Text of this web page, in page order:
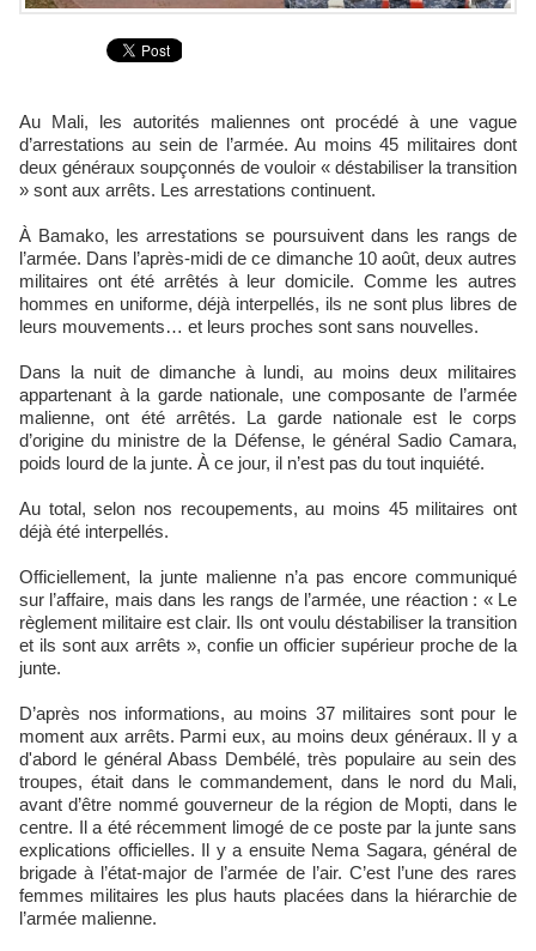
Au Mali, les autorités maliennes ont procédé à une vague
d’arrestations au sein de l’armée. Au moins 45 militaires dont
deux généraux soupçonnés de vouloir « déstabiliser la transition
» sont aux arrêts. Les arrestations continuent.
À Bamako, les arrestations se poursuivent dans les rangs de
l’armée. Dans l’après-midi de ce dimanche 10 août, deux autres
militaires ont été arrêtés à leur domicile. Comme les autres
hommes en uniforme, déjà interpellés, ils ne sont plus libres de
leurs mouvements… et leurs proches sont sans nouvelles.
Dans la nuit de dimanche à lundi, au moins deux militaires
appartenant à la garde nationale, une composante de l’armée
malienne, ont été arrêtés. La garde nationale est le corps
d’origine du ministre de la Défense, le général Sadio Camara,
poids lourd de la junte. À ce jour, il n’est pas du tout inquiété.
Au total, selon nos recoupements, au moins 45 militaires ont
déjà été interpellés.
Officiellement, la junte malienne n’a pas encore communiqué
sur l’affaire, mais dans les rangs de l’armée, une réaction : « Le
règlement militaire est clair. Ils ont voulu déstabiliser la transition
et ils sont aux arrêts », confie un officier supérieur proche de la
junte.
D’après nos informations, au moins 37 militaires sont pour le
moment aux arrêts. Parmi eux, au moins deux généraux. Il y a
d'abord le général Abass Dembélé, très populaire au sein des
troupes, était dans le commandement, dans le nord du Mali,
avant d’être nommé gouverneur de la région de Mopti, dans le
centre. Il a été récemment limogé de ce poste par la junte sans
explications officielles. Il y a ensuite Nema Sagara, général de
brigade à l’état-major de l’armée de l’air. C’est l’une des rares
femmes militaires les plus hauts placées dans la hiérarchie de
l’armée malienne.